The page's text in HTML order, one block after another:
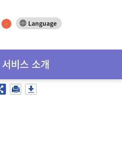
- Language
서비스 소개